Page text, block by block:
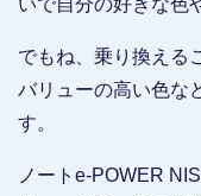
でもね、乗り換える
バリューの高い色な
す。
ノートe-POWER